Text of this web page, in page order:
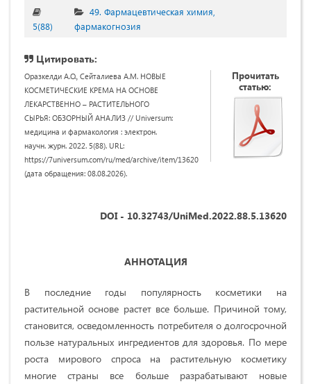
5(88)
49. Фармацевтическая химия,
фармакогнозия
Цитировать:
Оразкелди А.О., Сейталиева А.М. НОВЫЕ
КОСМЕТИЧЕСКИЕ КРЕМА НА ОСНОВЕ
ЛЕКАРСТВЕННО – РАСТИТЕЛЬНОГО
СЫРЬЯ: ОБЗОРНЫЙ АНАЛИЗ // Universum:
медицина и фармакология : электрон.
научн. журн. 2022. 5(88). URL:
https://7universum.com/ru/med/archive/item/13620
(дата обращения: 08.08.2026).
Прочитать
статью:
DOI - 10.32743/UniMed.2022.88.5.13620
АННОТАЦИЯ
В последние годы популярность косметики на
растительной основе растет все больше. Причиной тому,
становится, осведомленность потребителя о долгосрочной
пользе натуральных ингредиентов для здоровья. По мере
роста мирового спроса на растительную косметику
многие страны все больше разрабатывают новые